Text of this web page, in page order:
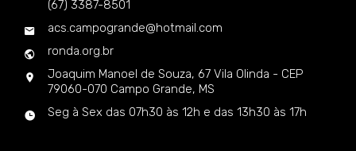
(67) 3387-8501
acs.campogrande@hotmail.com
ronda.org.br
Joaquim Manoel de Souza, 67 Vila Olinda - CEP
79060-070 Campo Grande, MS
Seg à Sex das 07h30 às 12h e das 13h30 às 17h